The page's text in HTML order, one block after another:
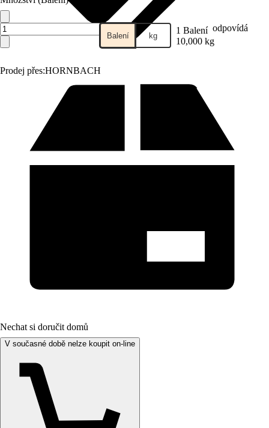
Prodej přes:HORNBACH
Balení kg 1 Balení odpovídá
10,000 kg
Nechat si doručit domů
V současné době nelze koupit on-line